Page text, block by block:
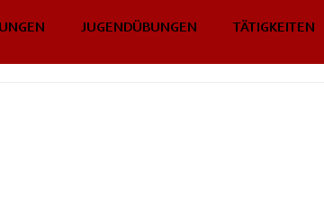
JUGENDÜBUNGEN TÄTIGKEITEN